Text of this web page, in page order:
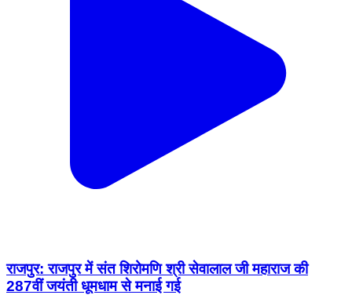
राजपुर: राजपुर में संत शिरोमणि श्री सेवालाल जी महाराज की
287वीं जयंती धूमधाम से मनाई गई